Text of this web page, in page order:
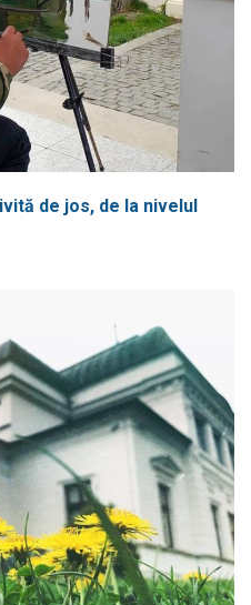
de jos, de la nivelul